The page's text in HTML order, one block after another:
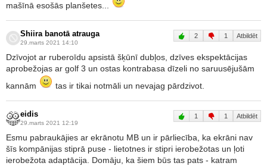
mašīnā esošās planšetes...
Shiira banotā atrauga
29.marts 2021 14:10
2 1 Atbildēt
Dzīvojot ar ruberoīdu apsistā šķūnī dubļos, dzīves ekspektācijas
aprobežojas ar golf 3 un ostas kontrabasa dīzeli no saruusējušām
kannām
tas ir tikai notmāli un nevajag pārdzivot.
eidis
29.marts 2021 12:19
1 1 Atbildēt
Esmu pabraukājies ar ekrānotu MB un ir pārliecība, ka ekrāni nav
šīs kompānijas stiprā puse - lietotnes ir stipri ierobežotas un ļoti
ierobežota adaptācija. Domāju, ka šiem būs tas pats - katram